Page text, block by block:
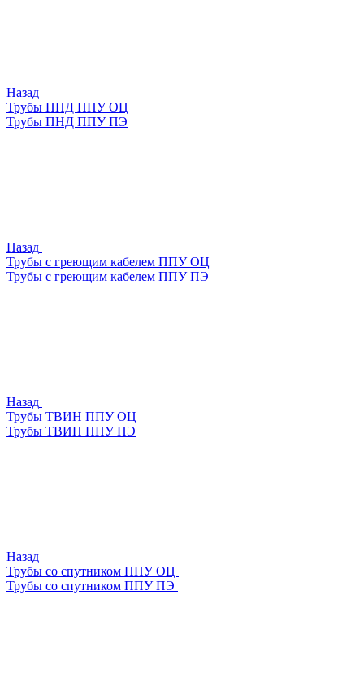
Назад
Трубы ПНД ППУ ОЦ
Трубы ПНД ППУ ПЭ
Назад
Трубы с греющим кабелем ППУ ОЦ
Трубы с греющим кабелем ППУ ПЭ
Назад
Трубы ТВИН ППУ ОЦ
Трубы ТВИН ППУ ПЭ
Назад
Трубы со спутником ППУ ОЦ
Трубы со спутником ППУ ПЭ